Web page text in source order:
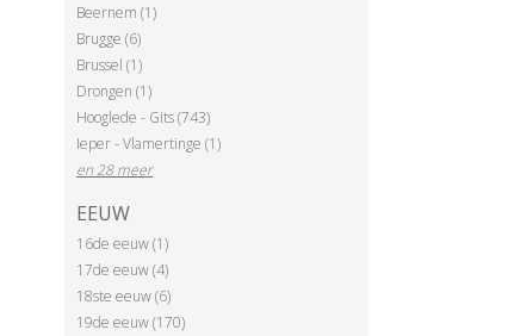
Beernem (1)
Brugge (6)
Brussel (1)
Drongen (1)
Hooglede - Gits (743)
Ieper - Vlamertinge (1)
en 28 meer
EEUW
16de eeuw (1)
17de eeuw (4)
18ste eeuw (6)
19de eeuw (170)